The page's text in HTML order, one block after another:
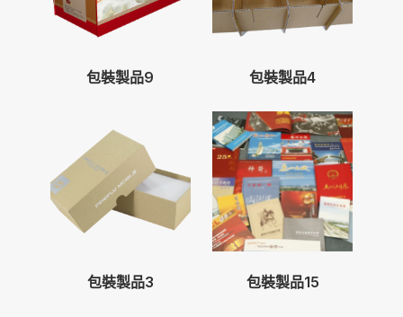
包裝製品9 包裝製品4
包裝製品3 包裝製品15